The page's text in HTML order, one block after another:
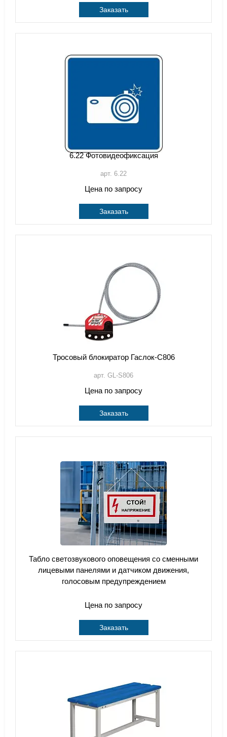
Заказать
6.22 Фотовидеофиксация
арт. 6.22
Цена по запросу
Заказать
Тросовый блокиратор Гаслок-С806
арт. GL-S806
Цена по запросу
Заказать
Табло светозвукового оповещения со сменными
лицевыми панелями и датчиком движения,
голосовым предупреждением
Цена по запросу
Заказать